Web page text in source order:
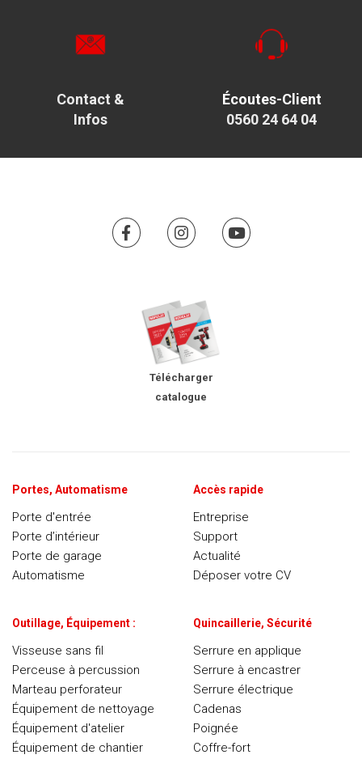
Contact &
Infos
Écoutes-Client
0560 24 64 04
Télécharger
catalogue
Portes, Automatisme
Porte d'entrée
Porte d’intérieur
Porte de garage
Automatisme
Accès rapide
Entreprise
Support
Actualité
Déposer votre CV
Outillage, Équipement :
Visseuse sans fil
Perceuse à percussion
Marteau perforateur
Équipement de nettoyage
Équipement d'atelier
Équipement de chantier
Quincaillerie, Sécurité
Serrure en applique
Serrure à encastrer
Serrure électrique
Cadenas
Poignée
Coffre-fort